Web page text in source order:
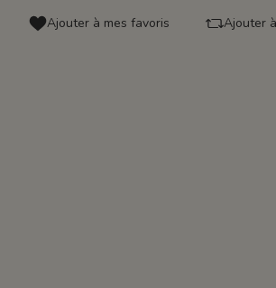
Ajouter à mes favoris Ajouter